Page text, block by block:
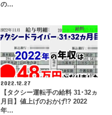
の…
給料
2022.12.27
【タクシー運転手の給料 31･32ヵ
月目】値上げのおかげ!? 2022
年…